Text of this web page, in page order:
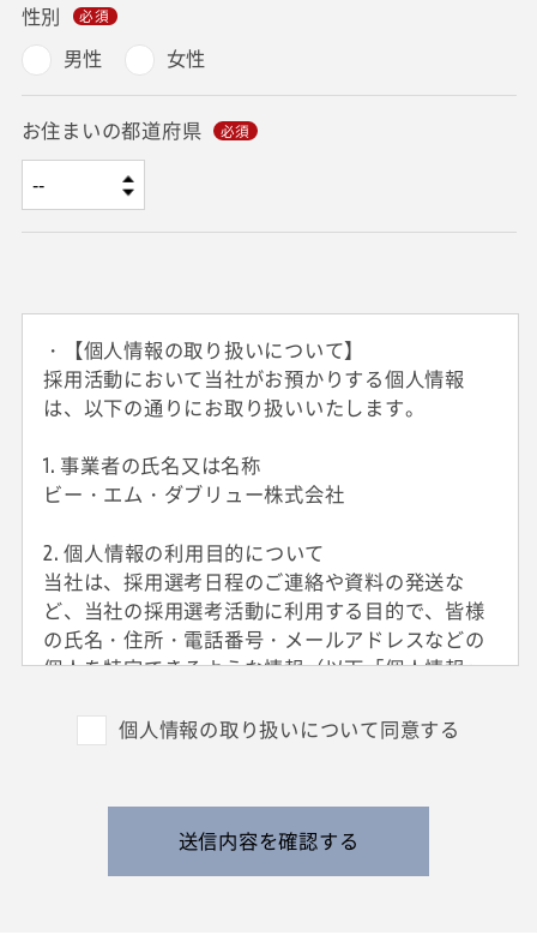
性別
男性
女性
お住まいの都道府県
・【個人情報の取り扱いについて】
採用活動において当社がお預かりする個人情報
は、以下の通りにお取り扱いいたします。
1. 事業者の氏名又は名称
ビー・エム・ダブリュー株式会社
2. 個人情報の利用目的について
当社は、採用選考日程のご連絡や資料の発送な
ど、当社の採用選考活動に利用する目的で、皆様
の氏名・住所・電話番号・メールアドレスなどの
個人を特定できるような情報（以下「個人情報」
外国籍の方からは、日本国での就労可否の確認に
また、特定の業務に従事することが可能であるか
を判断する目的で、健康診断書や障害者手帳等の
提出をお願いすることがあります。
個人情報の取り扱いについて同意する
送信内容を確認する